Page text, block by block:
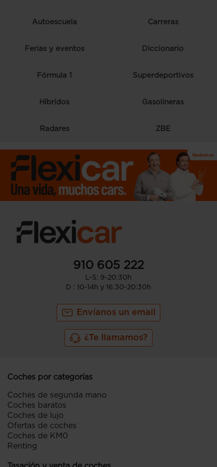
Autoescuela Carreras
Ferias y eventos Diccionario
Fórmula 1 Superdeportivos
Híbridos Gasolineras
Radares ZBE
910 605 222
L-S: 9-20:30h
D : 10-14h y 16:30-20:30h
Envíanos un email
¿Te llamamos?
Coches por categorías
Coches de segunda mano
Coches baratos
Coches de lujo
Ofertas de coches
Coches de KM0
Renting